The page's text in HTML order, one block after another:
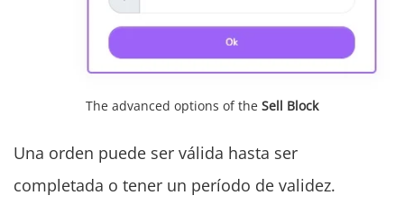
The advanced options of the Sell Block
Una orden puede ser válida hasta ser
completada o tener un período de validez.